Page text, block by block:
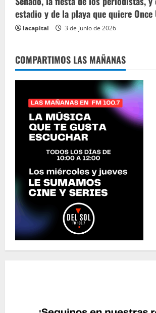
estadio y de la playa que quiere Once
lacapital 3 de junio de 2026
COMPARTIMOS LAS MAÑANAS